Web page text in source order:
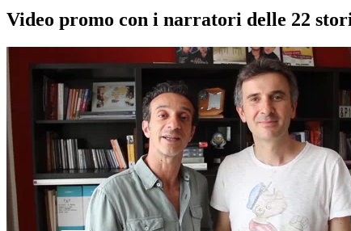
Video promo con i narratori delle 22